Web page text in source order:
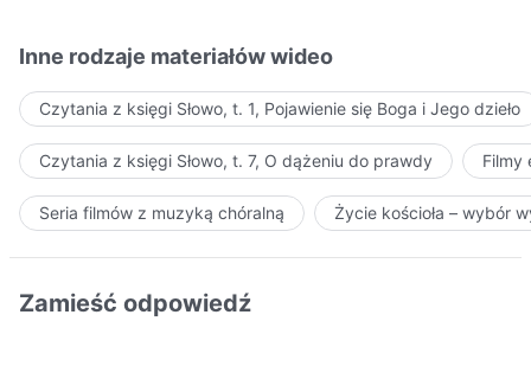
Inne rodzaje materiałów wideo
Czytania z księgi Słowo, t. 1, Pojawienie się Boga i Jego dzieło
Czytania z księgi Słowo, t. 7, O dążeniu do prawdy Filmy
Seria filmów z muzyką chóralną Życie kościoła – wybór
Zamieść odpowiedź